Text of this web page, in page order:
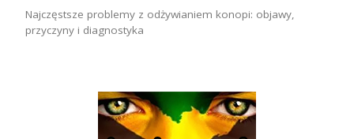
Najczęstsze problemy z odżywianiem konopi: objawy,
przyczyny i diagnostyka